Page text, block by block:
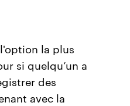
la plus
si quelqu’un a
des
avec la